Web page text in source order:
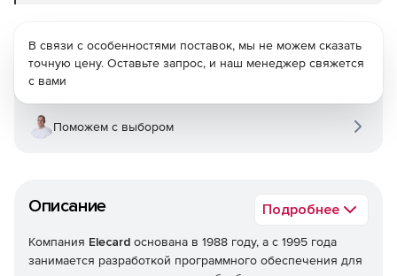
Описание Подробнее
Компания Elecard основана в 1988 году, а с 1995 года
занимается разработкой программного обеспечения для
В связи с особенностями поставок, мы не можем сказать
точную цену. Оставьте запрос, и наш менеджер свяжется
с вами
Поможем с выбором